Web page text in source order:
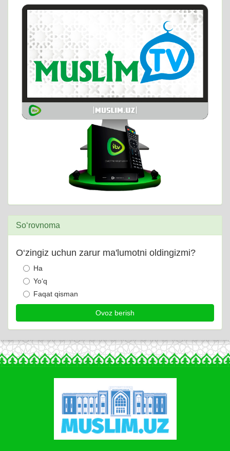
So‘rovnoma
O‘zingiz uchun zarur ma'lumotni oldingizmi?
Ha
Yo‘q
Faqat qisman